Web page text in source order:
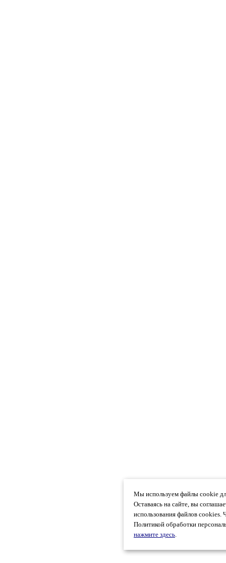
Мы используем файлы cookie
Оставаясь на сайте, вы
использования файлов cookies.
Политикой обработки
нажмите здесь.